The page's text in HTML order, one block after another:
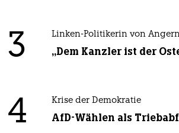
3 Linken-Politikerin von
„Dem Kanzler ist der
4 Krise der Demokratie
AfD-Wählen als